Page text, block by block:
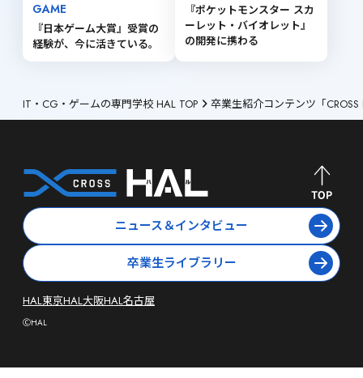
GAME
『日本ゲーム大賞』受賞の
経験が、今に活きている。
『ポケットモンスター スカ
ーレット・バイオレット』
の開発に携わる
IT・CG・ゲームの専門学校 HAL TOP 卒業生紹介コンテンツ「CROSS
ニュース＆インタビュー
卒業生ライブラリー
HAL東京HAL大阪HAL名古屋
ⒸHAL